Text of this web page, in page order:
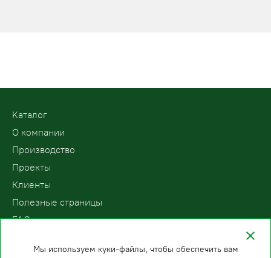
Kаталог
О компании
Производство
Проекты
Клиенты
Полезные страницы
FAQ
Мы используем куки-файлы, чтобы обеспечить вам